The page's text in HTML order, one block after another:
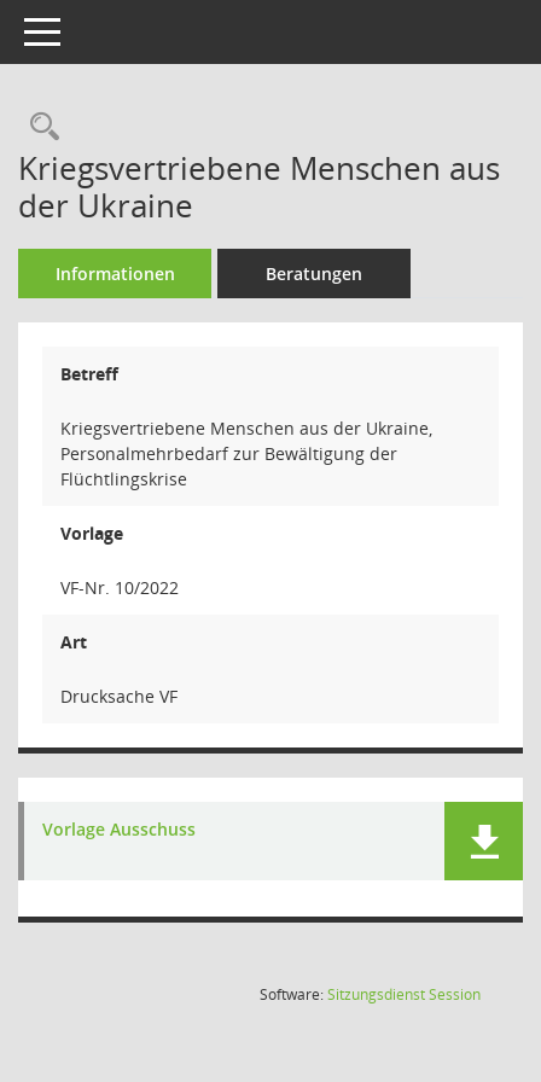
Toggle navigation
Rechercheauswahl
Kriegsvertriebene Menschen aus
der Ukraine
Informationen Beratungen
Betreff
Kriegsvertriebene Menschen aus der Ukraine,
Personalmehrbedarf zur Bewältigung der
Flüchtlingskrise
Vorlage
VF-Nr. 10/2022
Art
Drucksache VF
Vorlage Ausschuss
Software:SitzungsdienstSession(Wird in